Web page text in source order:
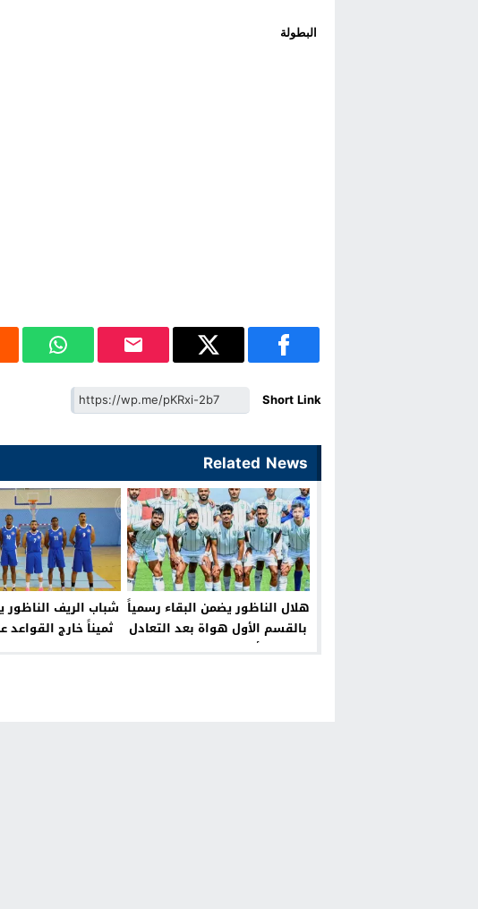
البطولة
Short Link
Related News
هلال الناظور يضمن البقاء رسمياً
بالقسم الأول هواة بعد التعادل
أمام وفاء فاس
شباب الريف
ثميناً خارج